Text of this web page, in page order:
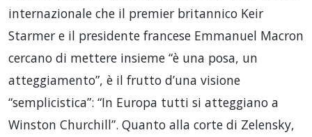
internazionale che il premier britannico Keir
Starmer e il presidente francese Emmanuel Macron
cercano di mettere insieme “è una posa, un
atteggiamento”, è il frutto d’una visione
“semplicistica”: “In Europa tutti si atteggiano a
Winston Churchill”. Quanto alla corte di Zelensky,